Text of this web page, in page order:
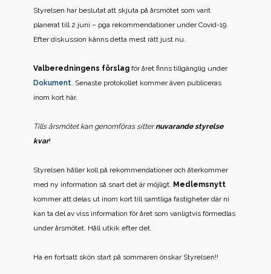
Styrelsen har beslutat att skjuta på årsmötet som varit
planerat till 2 juni – pga rekommendationer under Covid-19.
Efter diskussion känns detta mest rätt just nu.
Valberedningens förslag för året finns tillgänglig under
Dokument. Senaste protokollet kommer även publiceras
inom kort här.
Tills årsmötet kan genomföras sitternuvarande styrelse
kvar!
Styrelsen håller koll på rekommendationer och återkommer
med ny information så snart det är möjligt. Medlemsnytt
kommer att delas ut inom kort till samtliga fastigheter där ni
kan ta del av viss information för året som vanligtvis förmedlas
under årsmötet. Håll utkik efter det.
Ha en fortsatt skön start på sommaren önskar Styrelsen!!